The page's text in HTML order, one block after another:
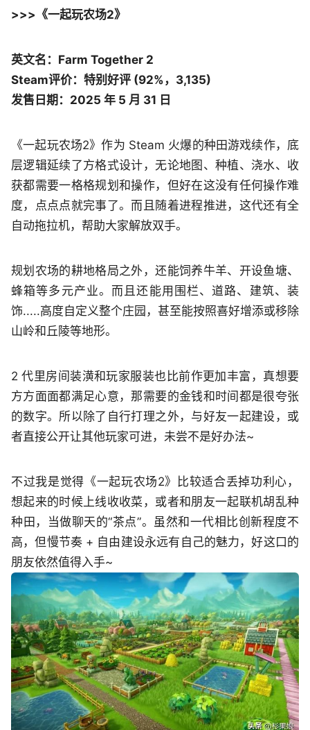
>>>《一起玩农场2》
英文名：Farm Together 2
Steam评价：特别好评 (92%，3,135)
发售日期：2025 年 5 月 31 日
《一起玩农场2》作为 Steam 火爆的种田游戏续作，底
层逻辑延续了方格式设计，无论地图、种植、浇水、收
获都需要一格格规划和操作，但好在这没有任何操作难
度，点点点就完事了。而且随着进程推进，这代还有全
自动拖拉机，帮助大家解放双手。
规划农场的耕地格局之外，还能饲养牛羊、开设鱼塘、
蜂箱等多元产业。而且还能用围栏、道路、建筑、装
饰.....高度自定义整个庄园，甚至能按照喜好增添或移除
山岭和丘陵等地形。
2 代里房间装潢和玩家服装也比前作更加丰富，真想要
方方面面都满足心意，那需要的金钱和时间都是很夸张
的数字。所以除了自行打理之外，与好友一起建设，或
者直接公开让其他玩家可进，未尝不是好办法~
不过我是觉得《一起玩农场2》比较适合丢掉功利心，
想起来的时候上线收收菜，或者和朋友一起联机胡乱种
种田，当做聊天的“茶点”。虽然和一代相比创新程度不
高，但慢节奏 + 自由建设永远有自己的魅力，好这口的
朋友依然值得入手~